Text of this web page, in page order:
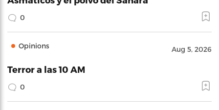
0
Opinions Aug 5, 2026
Terror a las 10 AM
0